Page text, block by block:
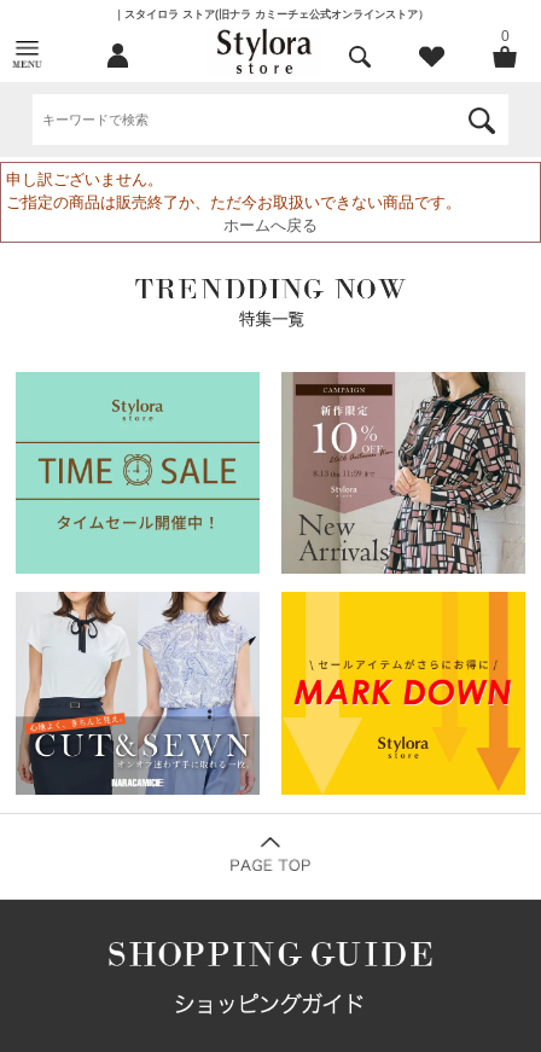
｜スタイロラ ストア(旧ナラ カミーチェ公式オンラインストア）
0
申し訳ございません。
ご指定の商品は販売終了か、ただ今お取扱いできない商品です。
ホームへ戻る